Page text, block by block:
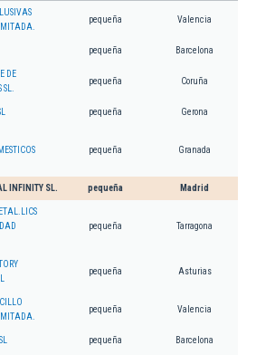
pequeña Valencia
pequeña Barcelona
DE
pequeña Coruña
pequeña Gerona
pequeña Granada
INFINITY SL. pequeña Madrid
pequeña Tarragona
pequeña Asturias
pequeña Valencia
pequeña Barcelona